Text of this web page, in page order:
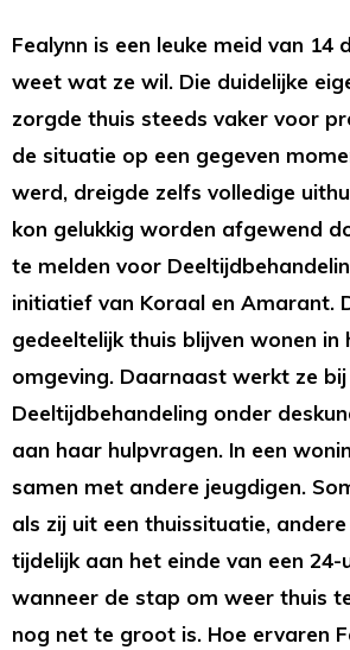
Fealynn is een leuke meid van 14
weet wat ze wil. Die duidelijke
zorgde thuis steeds vaker voor
de situatie op een gegeven
werd, dreigde zelfs volledige
kon gelukkig worden afgewend
te melden voor
initiatief van Koraal en Amarant.
gedeeltelijk thuis blijven wonen
omgeving. Daarnaast werkt ze
Deeltijdbehandeling onder
aan haar hulpvragen. In een
samen met andere jeugdigen.
als zij uit een thuissituatie,
tijdelijk aan het einde van een 24-
wanneer de stap om weer thuis
nog net te groot is. Hoe ervaren